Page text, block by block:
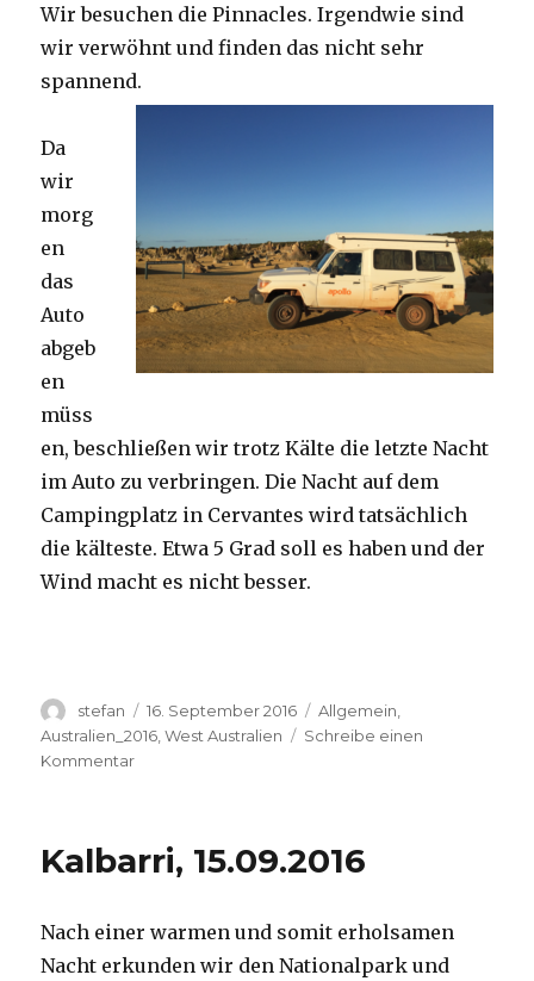
Wir besuchen die Pinnacles. Irgendwie sind
wir verwöhnt und finden das nicht sehr
spannend.
Da
wir
morg
en
das
Auto
abgeb
en
müss
en, beschließen wir trotz Kälte die letzte Nacht
im Auto zu verbringen. Die Nacht auf dem
Campingplatz in Cervantes wird tatsächlich
die kälteste. Etwa 5 Grad soll es haben und der
Wind macht es nicht besser.
Autor
stefan
Veröffentlicht
am
16. September 2016 Kategorien
Allgemein
Australien_2016 ,West Australien
Schreibe einen
Kommentarzu
Kalbarri, 15.09.2016
Nach einer warmen und somit erholsamen
Nacht erkunden wir den Nationalpark und